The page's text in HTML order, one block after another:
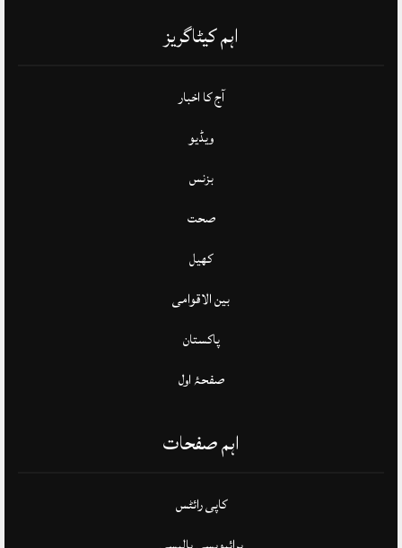
اہم کیٹاگریز
آج کا اخبار
ویڈیو
بزنس
صحت
کھیل
بین الاقوامی
پاکستان
صفحۂ اول
اہم صفحات
کاپی رائٹس